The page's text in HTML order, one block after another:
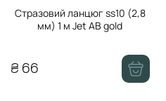
Стразовий ланцюг ss10 (2,8
мм) 1 м Jet AB gold
₴ 66